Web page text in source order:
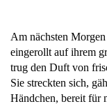
Am nächsten
eingerollt auf ihrem
trug den Duft von
Sie streckten sich,
Händchen, bereit für